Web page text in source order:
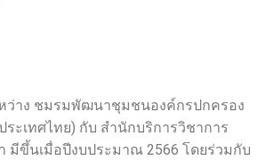
ว่าง ชมรมพัฒนาชุมชนองค์กรปกครอง
ะเทศไทย) กับ สำนักบริการวิชาการ
มีขึ้นเมื่อปีงบประมาณ 2566 โดยร่วมกับ